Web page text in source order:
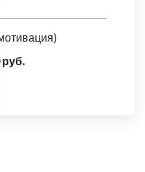
руб.